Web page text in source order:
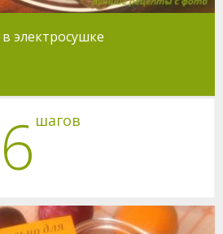
электросушке
6 шагов